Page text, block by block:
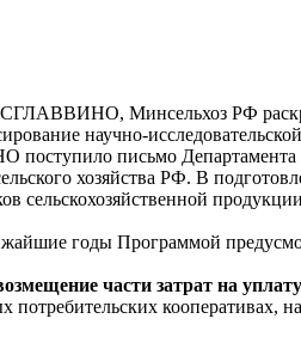
Минсельхоз РФ
научно-
письмо Департамента
хозяйства РФ. В
сельскохозяйственной
годы Программой
части затрат на
потребительских кооперативах,